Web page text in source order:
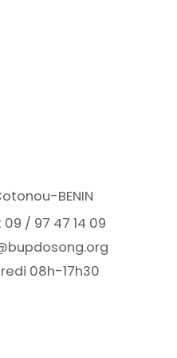
BENIN
09 / 97 47 14 09
08h-17h30